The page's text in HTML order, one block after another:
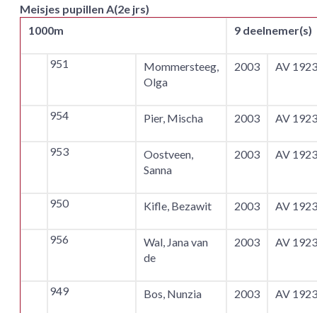
Meisjes pupillen A(2e jrs)
1000m
9 deelnemer(s)
951
Mommersteeg,
Olga
2003 AV
954 Pier, Mischa 2003 AV
953
Oostveen,
Sanna
2003 AV
950 Kifle, Bezawit 2003 AV
956
Wal, Jana van
de
2003 AV
949 Bos, Nunzia 2003 AV